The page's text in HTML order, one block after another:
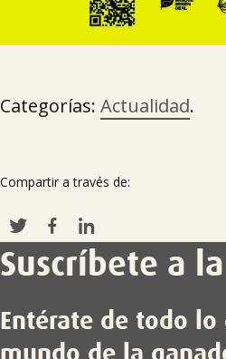
Categorías: Actualidad.
Compartir a través de:
Suscríbete a
Entérate de todo lo
mundo de la